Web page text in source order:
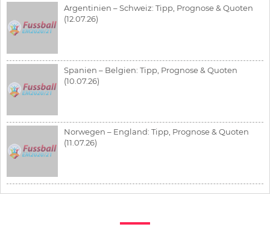
Argentinien – Schweiz: Tipp, Prognose & Quoten
(12.07.26)
Spanien – Belgien: Tipp, Prognose & Quoten
(10.07.26)
Norwegen – England: Tipp, Prognose & Quoten
(11.07.26)